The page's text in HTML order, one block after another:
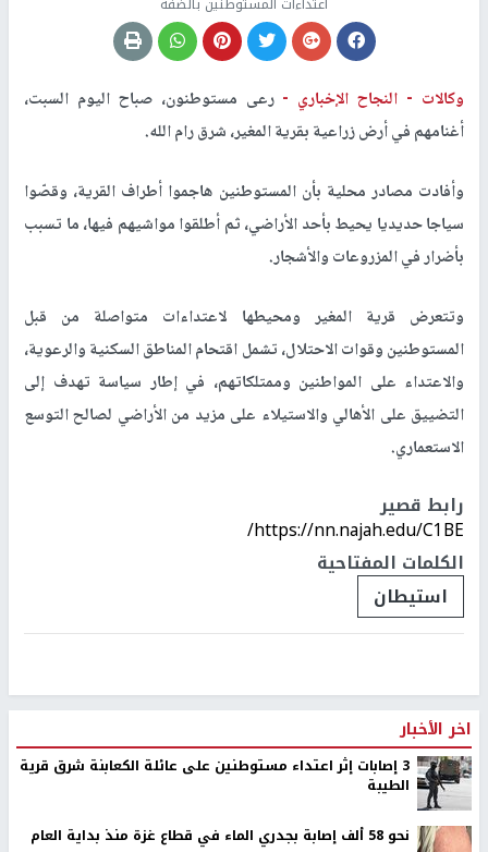
وكالات - النجاح الإخباري -رعى مستوطنون، صباح اليوم السبت،
أغنامهم في أرض زراعية بقرية المغير، شرق رام الله.
وأفادت مصادر محلية بأن المستوطنين هاجموا أطراف القرية، وقصّوا
سياجا حديديا يحيط بأحد الأراضي، ثم أطلقوا مواشيهم فيها، ما تسبب
بأضرار في المزروعات والأشجار.
وتتعرض قرية المغير ومحيطها لاعتداءات متواصلة من قبل
المستوطنين وقوات الاحتلال، تشمل اقتحام المناطق السكنية والرعوية،
والاعتداء على المواطنين وممتلكاتهم، في إطار سياسة تهدف إلى
التضييق على الأهالي والاستيلاء على مزيد من الأراضي لصالح التوسع
الاستعماري.
رابط قصير
https://nn.najah.edu/C1BE/
الكلمات المفتاحية
استيطان
اخر الأخبار
‏3 إصابات إثر اعتداء مستوطنين على عائلة الكعابنة شرق قرية
الطيبة
نحو 58 ألف إصابة بجدري الماء في قطاع غزة منذ بداية العام